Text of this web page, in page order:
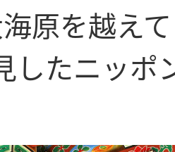
原を越えて
したニッポ